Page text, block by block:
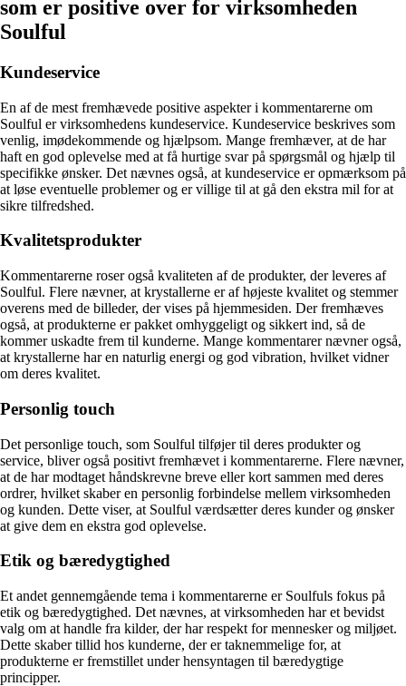
som er positive over for virksomheden
Soulful
Kundeservice
En af de mest fremhævede positive aspekter i kommentarerne om
Soulful er virksomhedens kundeservice. Kundeservice beskrives som
venlig, imødekommende og hjælpsom. Mange fremhæver, at de har
haft en god oplevelse med at få hurtige svar på spørgsmål og hjælp til
specifikke ønsker. Det nævnes også, at kundeservice er opmærksom på
at løse eventuelle problemer og er villige til at gå den ekstra mil for at
sikre tilfredshed.
Kvalitetsprodukter
Kommentarerne roser også kvaliteten af de produkter, der leveres af
Soulful. Flere nævner, at krystallerne er af højeste kvalitet og stemmer
overens med de billeder, der vises på hjemmesiden. Der fremhæves
også, at produkterne er pakket omhyggeligt og sikkert ind, så de
kommer uskadte frem til kunderne. Mange kommentarer nævner også,
at krystallerne har en naturlig energi og god vibration, hvilket vidner
om deres kvalitet.
Personlig touch
Det personlige touch, som Soulful tilføjer til deres produkter og
service, bliver også positivt fremhævet i kommentarerne. Flere nævner,
at de har modtaget håndskrevne breve eller kort sammen med deres
ordrer, hvilket skaber en personlig forbindelse mellem virksomheden
og kunden. Dette viser, at Soulful værdsætter deres kunder og ønsker
at give dem en ekstra god oplevelse.
Etik og bæredygtighed
Et andet gennemgående tema i kommentarerne er Soulfuls fokus på
etik og bæredygtighed. Det nævnes, at virksomheden har et bevidst
valg om at handle fra kilder, der har respekt for mennesker og miljøet.
Dette skaber tillid hos kunderne, der er taknemmelige for, at
produkterne er fremstillet under hensyntagen til bæredygtige
principper.